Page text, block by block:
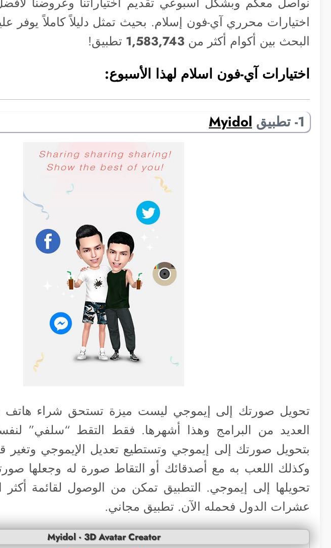
اختيارات محرري آي-فون إسلام. بحيث تمثل دليلاً كاملاً يوفر
البحث بين أكوام أكثر من 1,583,743 تطبيق!
اختيارات آي-فون اسلام لهذا الأسبوع:
1- تطبيق Myidol
تحويل صورتك إلى إيموجي ليست ميزة تستحق شراء هاتف
العديد من البرامج وهذا أشهرها. فقط التقط “سلفي”
بتحويل صورتك إلى إيموجي وتستطيع تعديل الإيموجي وتغير
وكذلك اللعب به مع أصدقائك أو التقاط صورة له وجعلها
تحويلها إلى إيموجي. التطبيق تمكن من الوصول لقائمة أكثر
عشرات الدول فحمله الآن. تطبيق مجاني.
Myidol · 3D Avatar Creator